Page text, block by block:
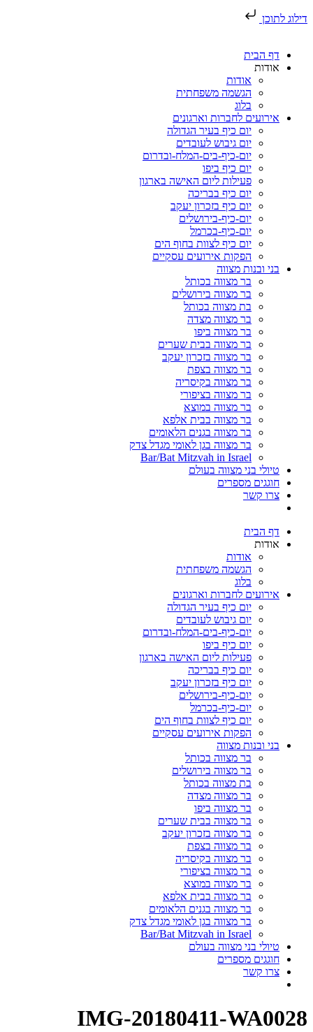
דילוג לתוכן
דף הבית
אודות
אודות
הגשמה משפחתית
בלוג
אירועים לחברות וארגונים
יום כיף בעיר הגדולה
יום גיבוש לעובדים
יום-כיף-בים-המלח-ובדרום
יום כיף ביפו
פעילות ליום האישה בארגון
יום כיף בבריכה
יום כיף בזכרון יעקב
יום-כיף-בירושלים
יום-כיף-בכרמל
יום כיף לצוות בחוף הים
הפקות אירועים עסקיים
בני ובנות מצווה
בר מצווה בכותל
בר מצווה בירושלים
בת מצווה בכותל
בר מצווה מצדה
בר מצווה ביפו
בר מצווה בבית שערים
בר מצווה בזכרון יעקב
בר מצווה בצפת
בר מצווה בקיסריה
בר מצווה בציפורי
בר מצווה במוצא
בר מצווה בבית אלפא
בר מצווה בגנים הלאומים
בר מצווה בגן לאומי מגדל צדק
Bar/Bat Mitzvah in Israel
טיולי בני מצווה בעולם
חוגגים מספרים
צרו קשר
דף הבית
אודות
אודות
הגשמה משפחתית
בלוג
אירועים לחברות וארגונים
יום כיף בעיר הגדולה
יום גיבוש לעובדים
יום-כיף-בים-המלח-ובדרום
יום כיף ביפו
פעילות ליום האישה בארגון
יום כיף בבריכה
יום כיף בזכרון יעקב
יום-כיף-בירושלים
יום-כיף-בכרמל
יום כיף לצוות בחוף הים
הפקות אירועים עסקיים
בני ובנות מצווה
בר מצווה בכותל
בר מצווה בירושלים
בת מצווה בכותל
בר מצווה מצדה
בר מצווה ביפו
בר מצווה בבית שערים
בר מצווה בזכרון יעקב
בר מצווה בצפת
בר מצווה בקיסריה
בר מצווה בציפורי
בר מצווה במוצא
בר מצווה בבית אלפא
בר מצווה בגנים הלאומים
בר מצווה בגן לאומי מגדל צדק
Bar/Bat Mitzvah in Israel
טיולי בני מצווה בעולם
חוגגים מספרים
צרו קשר
IMG-20180411-WA0028